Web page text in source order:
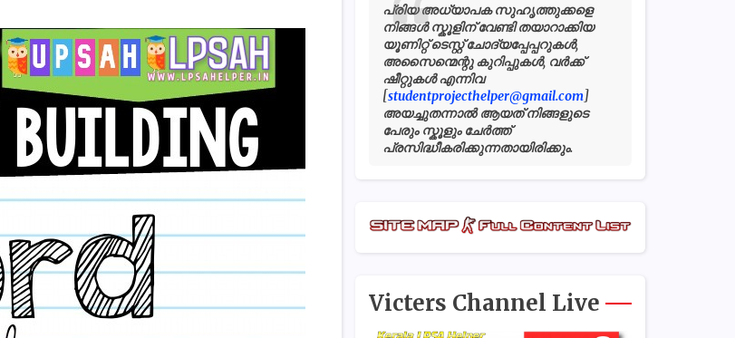
പ്രിയ അധ്യാപക സുഹൃത്തുക്കളെ
നിങ്ങൾ സ്കൂളിന് വേണ്ടി തയാറാക്കിയ
യൂണിറ്റ് ടെസ്റ്റ് ചോദ്യപ്പേപ്പറുകൾ,
അസൈന്മെന്റു കുറിപ്പുകൾ, വർക്ക്
ഷീറ്റുകൾ എന്നിവ
[studentprojecthelper@gmail.com]
അയച്ചുതന്നാൽ ആയത് നിങ്ങളുടെ
പേരും സ്കൂളും ചേർത്ത്
പ്രസിദ്ധീകരിക്കുന്നതായിരിക്കും.
Victers Channel Live